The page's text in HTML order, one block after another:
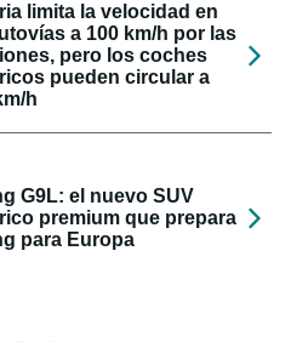
limita la velocidad en
a 100 km/h por las
pero los coches
pueden circular a
h
G9L: el nuevo SUV
premium que prepara
para Europa